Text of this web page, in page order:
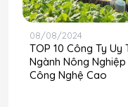
08/08/2024
TOP 10 Công Ty Uy
Ngành Nông Nghiệp
Công Nghệ Cao